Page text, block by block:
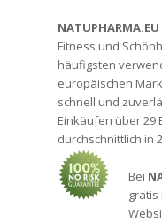
NATUPHARMA.EU
Fitness und
häufigsten
europäischen
schnell und
Einkäufen über 29
durchschnittlich in
Bei